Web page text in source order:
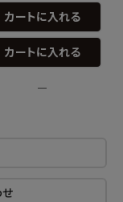
カートに入れる
カートに入れる
—